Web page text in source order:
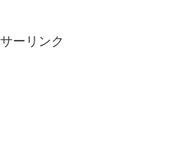
ーリンク